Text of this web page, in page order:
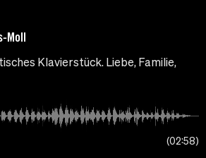
Moll
Klavierstück. Liebe, Familie,
02:58